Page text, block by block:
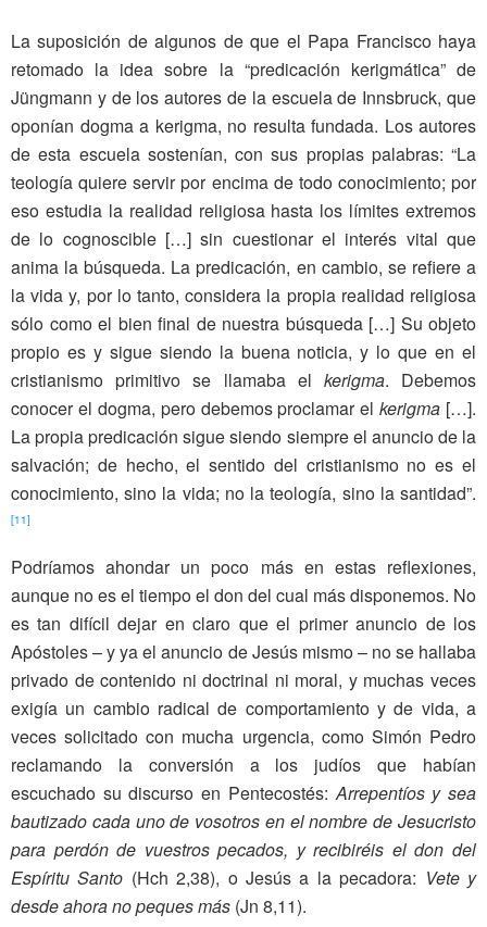
La suposición de algunos de que el Papa Francisco haya
retomado la idea sobre la “predicación kerigmática” de
Jüngmann y de los autores de la escuela de Innsbruck, que
oponían dogma a kerigma, no resulta fundada. Los autores
de esta escuela sostenían, con sus propias palabras: “La
teología quiere servir por encima de todo conocimiento; por
eso estudia la realidad religiosa hasta los límites extremos
de lo cognoscible […] sin cuestionar el interés vital que
anima la búsqueda. La predicación, en cambio, se refiere a
la vida y, por lo tanto, considera la propia realidad religiosa
sólo como el bien final de nuestra búsqueda […] Su objeto
propio es y sigue siendo la buena noticia, y lo que en el
cristianismo primitivo se llamaba el kerigma. Debemos
conocer el dogma, pero debemos proclamar elkerigma […].
La propia predicación sigue siendo siempre el anuncio de la
salvación; de hecho, el sentido del cristianismo no es el
conocimiento, sino la vida; no la teología, sino la santidad”.
[11]
Podríamos ahondar un poco más en estas reflexiones,
aunque no es el tiempo el don del cual más disponemos. No
es tan difícil dejar en claro que el primer anuncio de los
Apóstoles – y ya el anuncio de Jesús mismo – no se hallaba
privado de contenido ni doctrinal ni moral, y muchas veces
exigía un cambio radical de comportamiento y de vida, a
veces solicitado con mucha urgencia, como Simón Pedro
reclamando la conversión a los judíos que habían
escuchado su discurso en Pentecostés:Arrepentíos y sea
bautizado cada uno de vosotros en el nombre de Jesucristo
para perdón de vuestros pecados, y recibiréis el don del
Espíritu Santo (Hch 2,38), o Jesús a la pecadora: Vete y
desde ahora no peques más (Jn 8,11).